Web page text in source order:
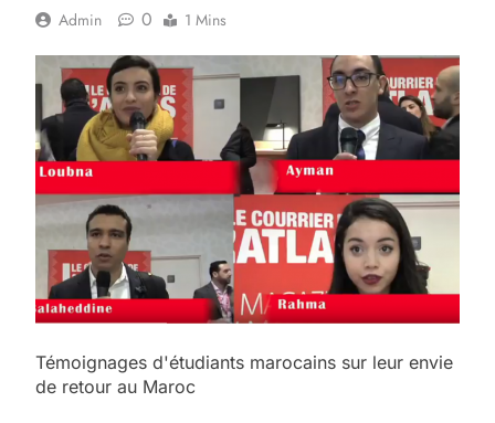
Admin 0 1 Mins
Témoignages d'étudiants marocains sur leur envie
de retour au Maroc